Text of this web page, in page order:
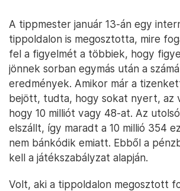
A tippmester január 13-án egy
tippoldalon is megosztotta, mire
fel a figyelmét a többiek, hogy
jönnek sorban egymás után a
eredmények. Amikor már a
bejött, tudta, hogy sokat nyert, az
hogy 10 milliót vagy 48-at. Az
elszállt, így maradt a 10 millió 354
nem bánkódik emiatt. Ebből a
kell a játékszabályzat alapján.
Volt, aki a tippoldalon megosztott